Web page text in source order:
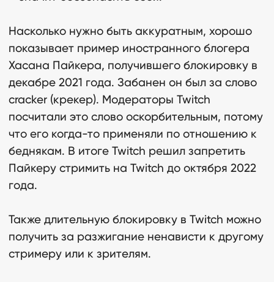
Насколько нужно быть аккуратным, хорошо
показывает пример иностранного блогера
Хасана Пайкера, получившего блокировку в
декабре 2021 года. Забанен он был за слово
cracker (крекер). Модераторы Twitch
посчитали это слово оскорбительным, потому
что его когда-то применяли по отношению к
беднякам. В итоге Twitch решил запретить
Пайкеру стримить на Twitch до октября 2022
года.
Также длительную блокировку в Twitch можно
получить за разжигание ненависти к другому
стримеру или к зрителям.